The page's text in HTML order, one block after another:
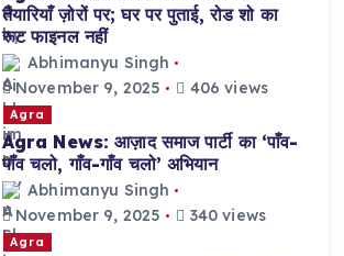
तैयारियाँ ज़ोरों पर; घर पर पुताई, रोड शो का
रूट फाइनल नहीं
Abhimanyu Singh
November 9, 2025
406 views
Agra
Agra News: आज़ाद समाज पार्टी का ‘पाँव-
पाँव चलो, गाँव-गाँव चलो’ अभियान
Abhimanyu Singh
November 9, 2025
340 views
Agra